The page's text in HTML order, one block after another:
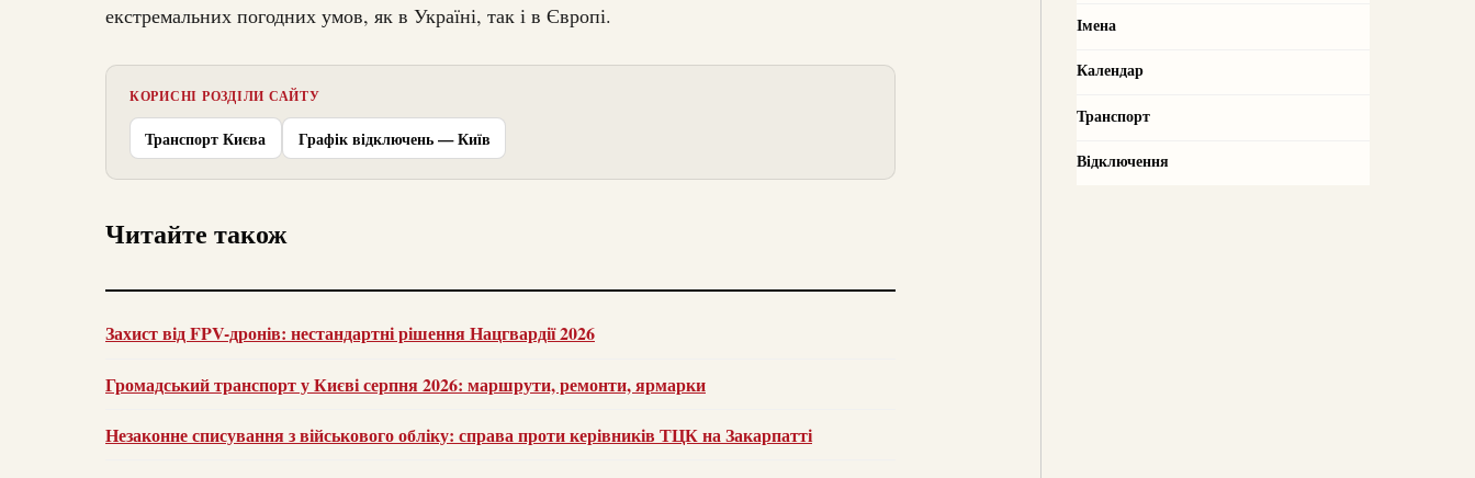
екстремальних погодних умов, як в Україні, так і в Європі.
КОРИСНІ РОЗДІЛИ САЙТУ
Транспорт Києва Графік відключень — Київ
Читайте також
Захист від FPV-дронів: нестандартні рішення Нацгвардії 2026
Громадський транспорт у Києві серпня 2026: маршрути, ремонти, ярмарки
Незаконне списування з військового обліку: справа проти керівників ТЦК на Закарпатті
Імена
Календар
Транспорт
Відключення